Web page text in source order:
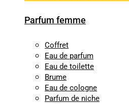
Parfum femme
Coffret
Eau de parfum
Eau de toilette
Brume
Eau de cologne
Parfum de niche